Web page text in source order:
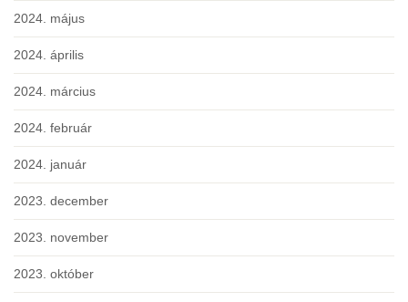
2024. május
2024. április
2024. március
2024. február
2024. január
2023. december
2023. november
2023. október